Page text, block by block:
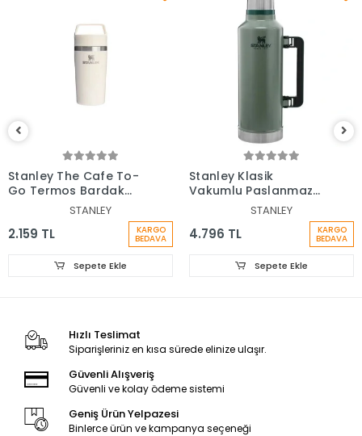
Stanley The Cafe To-
Go Termos Bardak
STANLEY
2.159 TL KARGO
BEDAVA
Sepete Ekle
Stanley Klasik
Vakumlu Paslanmaz
Çelik Termos 2.3 Lt
STANLEY
4.796 TL KARGO
BEDAVA
Sepete Ekle
Hızlı Teslimat
Siparişleriniz en kısa sürede elinize ulaşır.
Güvenli Alışveriş
Güvenli ve kolay ödeme sistemi
Geniş Ürün Yelpazesi
Binlerce ürün ve kampanya seçeneği